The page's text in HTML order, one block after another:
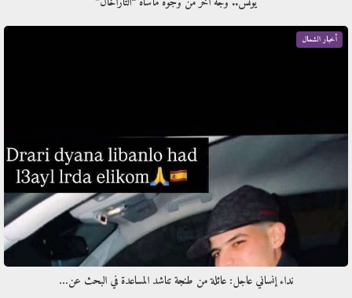
أخبار الشمال
نداء إنساني عاجل: عائلة من طنجة تناشد المساعدة في البحث عن…